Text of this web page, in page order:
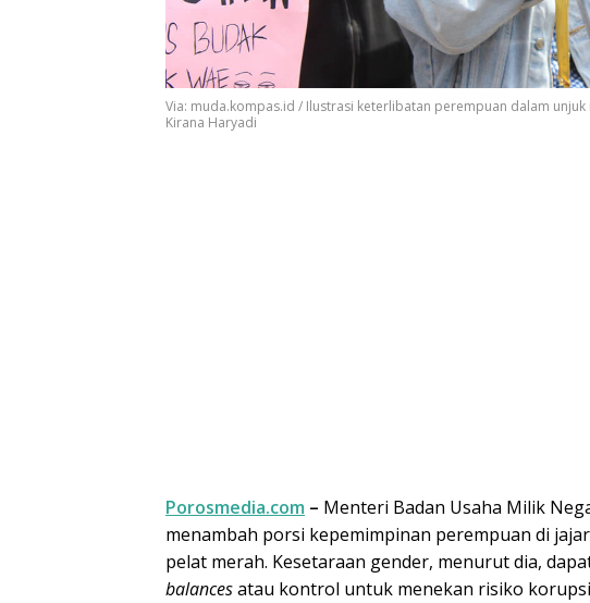
Via: muda.kompas.id / Ilustrasi keterlibatan perempuan dalam unjuk
Kirana Haryadi
Porosmedia.com – Menteri Badan Usaha Milik
menambah porsi kepemimpinan perempuan di
pelat merah. Kesetaraan gender, menurut dia,
balancesatau kontrol untuk menekan risiko